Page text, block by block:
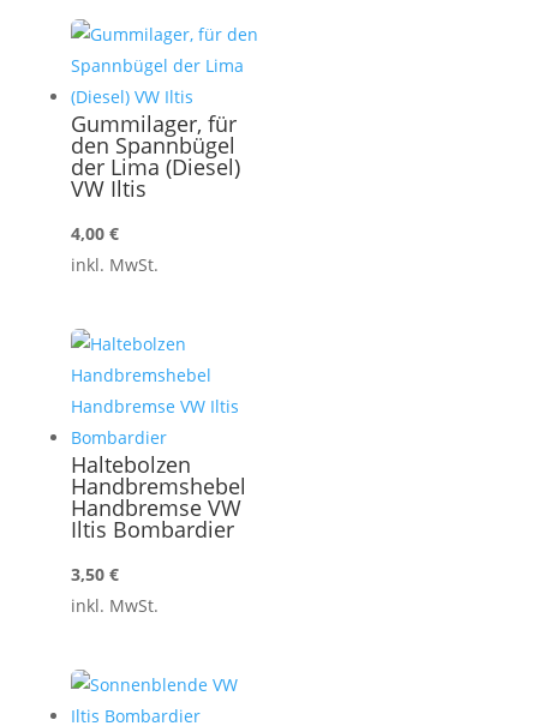
Gummilager, für
den Spannbügel
der Lima (Diesel)
VW Iltis
4,00 €
inkl. MwSt.
Haltebolzen
Handbremshebel
Handbremse VW
Iltis Bombardier
3,50 €
inkl. MwSt.